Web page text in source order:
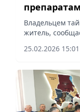
под снегом
Владельцем
житель,
25.02.2026 15:01